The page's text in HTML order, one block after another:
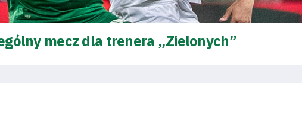
mecz dla trenera „Zielonych”